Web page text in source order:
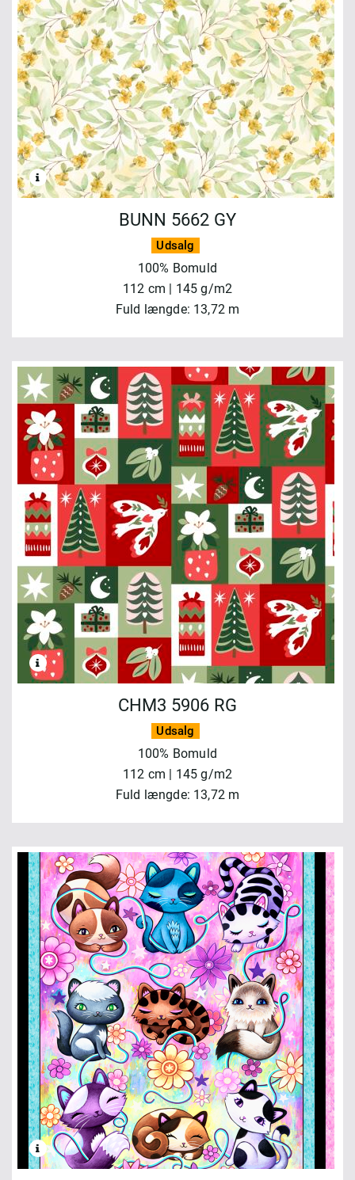
BUNN 5662 GY
Udsalg
100% Bomuld
112 cm | 145 g/m2
Fuld længde: 13,72 m
CHM3 5906 RG
Udsalg
100% Bomuld
112 cm | 145 g/m2
Fuld længde: 13,72 m